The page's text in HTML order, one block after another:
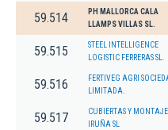
59.514
PH MALLORCA CALA
LLAMPS VILLAS SL.
59.515
STEEL INTELLIGENCE
LOGISTIC FERRERAS SL.
59.516
FERTIVEG AGRI
LIMITADA.
59.517
CUBIERTAS Y
IRUÑA SL